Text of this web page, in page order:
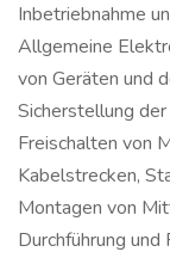
Inbetriebnahme
Allgemeine
von Geräten und
Sicherstellung
Freischalten von
Kabelstrecken,
Montagen von
Durchführung